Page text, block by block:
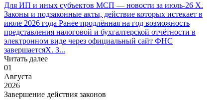
Для ИП и иных субъектов МСП — новости за июль-26 X.
Законы и подзаконные акты, действие которых истекает в
июле 2026 года Ранее продлённая на год возможность
представления налоговой и бухгалтерской отчётности в
электронном виде через официальный сайт ФНС
завершаетсяX. З...
Читать далее
01
Августа
2026
Завершение действия законов